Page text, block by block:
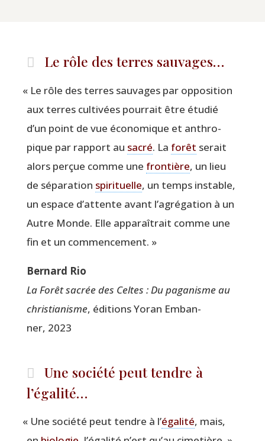
Le rôle des terres sauvages…
« Le rôle des terres sau­vages par oppo­si­tion
aux terres culti­vées pour­rait être étu­dié
d’un point de vue éco­no­mique et anthro­
pique par rap­port au sacré. La forêt serait
alors per­çue comme une fron­tière, un lieu
de sépa­ra­tion spi­ri­tuelle, un temps instable,
un espace d’attente avant l’agrégation à un
Autre Monde. Elle appa­raî­trait comme une
fin et un commencement. »
Ber­nard Rio
La Forêt sacrée des Celtes : Du paga­nisme au
chris­tia­nisme, édi­tions Yoran Emban­
ner, 2023
Une société peut tendre à
l’égalité…
« Une socié­té peut tendre à l’éga­li­té, mais,